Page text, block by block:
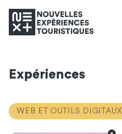
Expériences
WEB ET OUTILS DIGITAUX